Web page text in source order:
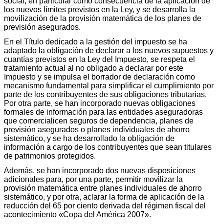
los nuevos límites previstos en la Ley, y se desarrolla la
movilización de la provisión matemática de los planes de
previsión asegurados.
En el Título dedicado a la gestión del impuesto se ha
adaptado la obligación de declarar a los nuevos supuestos y
cuantías previstos en la Ley del Impuesto, se respeta el
tratamiento actual al no obligado a declarar por este
Impuesto y se impulsa el borrador de declaración como
mecanismo fundamental para simplificar el cumplimiento por
parte de los contribuyentes de sus obligaciones tributarias.
Por otra parte, se han incorporado nuevas obligaciones
formales de información para las entidades aseguradoras
que comercialicen seguros de dependencia, planes de
previsión asegurados o planes individuales de ahorro
sistemático, y se ha desarrollado la obligación de
información a cargo de los contribuyentes que sean titulares
de patrimonios protegidos.
Además, se han incorporado dos nuevas disposiciones
adicionales para, por una parte, permitir movilizar la
provisión matemática entre planes individuales de ahorro
sistemático, y por otra, aclarar la forma de aplicación de la
reducción del 65 por ciento derivada del régimen fiscal del
acontecimiento «Copa del América 2007».